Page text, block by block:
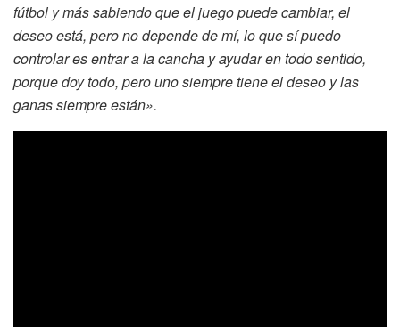
fútbol y más sabiendo que el juego puede cambiar, el
deseo está, pero no depende de mí, lo que sí puedo
controlar es entrar a la cancha y ayudar en todo sentido,
porque doy todo, pero uno siempre tiene el deseo y las
ganas siempre están».